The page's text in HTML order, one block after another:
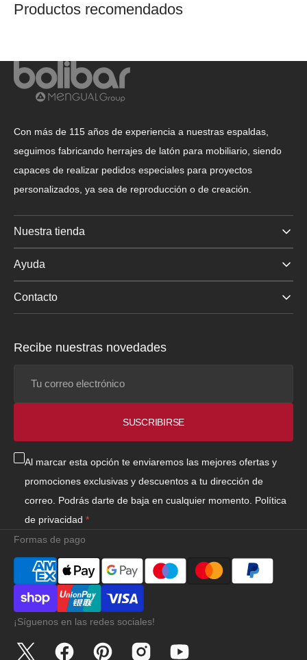
Productos recomendados
Con más de 115 años de experiencia a nuestras espaldas,
seguimos fabricando herrajes de latón para mobiliario, siendo
capaces de realizar pedidos especiales para proyectos
personalizados, ya sea de reproducción o de creación.
Nuestra tienda
Ayuda
Contacto
Recibe nuestras novedades
SUSCRIBIRSE
Al marcar esta opción te enviaremos las mejores ofertas y
promociones exclusivas y descuentos a tu dirección de
correo. Podrás darte de baja en cualquier momento. Política
de privacidad
Formas de pago
¡Síguenos en las redes sociales!